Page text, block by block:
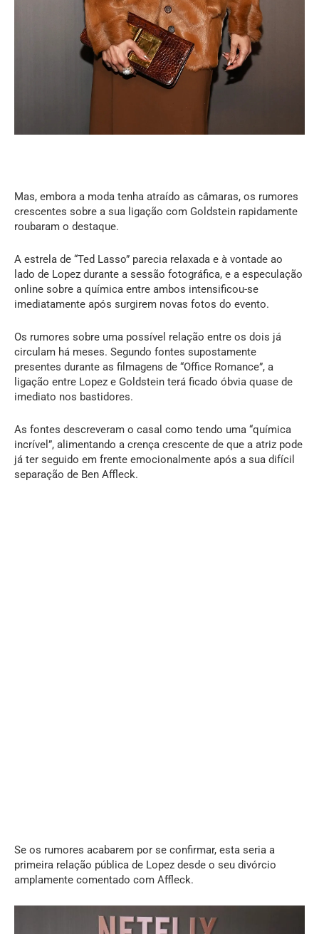
Mas, embora a moda tenha atraído as câmaras, os rumores
crescentes sobre a sua ligação com Goldstein rapidamente
roubaram o destaque.
A estrela de “Ted Lasso” parecia relaxada e à vontade ao
lado de Lopez durante a sessão fotográfica, e a especulação
online sobre a química entre ambos intensificou-se
imediatamente após surgirem novas fotos do evento.
Os rumores sobre uma possível relação entre os dois já
circulam há meses. Segundo fontes supostamente
presentes durante as filmagens de “Office Romance”, a
ligação entre Lopez e Goldstein terá ficado óbvia quase de
imediato nos bastidores.
As fontes descreveram o casal como tendo uma “química
incrível”, alimentando a crença crescente de que a atriz pode
já ter seguido em frente emocionalmente após a sua difícil
separação de Ben Affleck.
Se os rumores acabarem por se confirmar, esta seria a
primeira relação pública de Lopez desde o seu divórcio
amplamente comentado com Affleck.